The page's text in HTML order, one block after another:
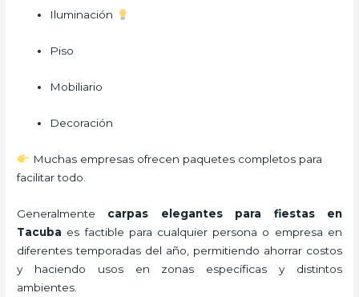
Iluminación
Piso
Mobiliario
Decoración
Muchas empresas ofrecen paquetes completos para
facilitar todo.
Generalmente carpas elegantes para fiestas
en
Tacuba es factible para cualquier persona o empresa en
diferentes temporadas del año, permitiendo ahorrar costos
y haciendo usos en zonas específicas y distintos
ambientes.